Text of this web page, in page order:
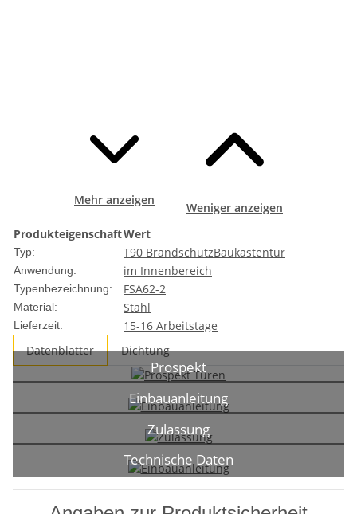
Mehr anzeigen
Weniger anzeigen
ProdukteigenschaftWert
Typ: T90 BrandschutzBaukastentür
Anwendung: im Innenbereich
Typenbezeichnung: FSA62-2
Material: Stahl
Lieferzeit:
15-16 Arbeitstage
Datenblätter
Dichtung
Prospekt
Einbauanleitung
Zulassung
Technische Daten